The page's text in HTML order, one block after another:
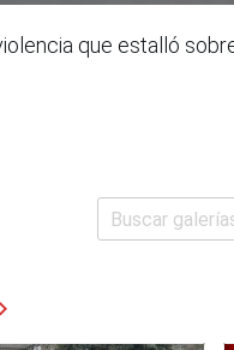
que estalló
chevron_right